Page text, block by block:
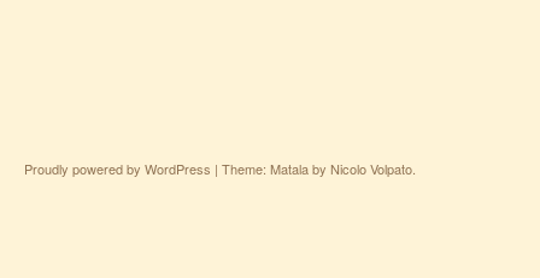
Proudly powered by WordPress | Theme: Matala by Nicolo Volpato